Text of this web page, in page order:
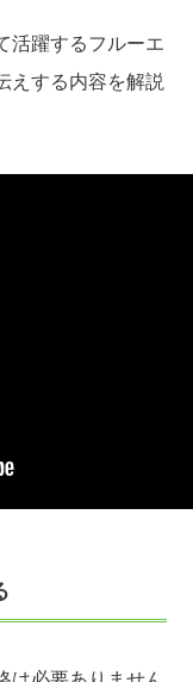
活躍するフルーエ
えする内容を解説